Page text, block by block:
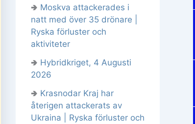
🢂 Moskva attackerades i
natt med över 35 drönare |
Ryska förluster och
aktiviteter
🢂 Hybridkriget, 4 Augusti
2026
🢂 Krasnodar Kraj har
återigen attackerats av
Ukraina | Ryska förluster och